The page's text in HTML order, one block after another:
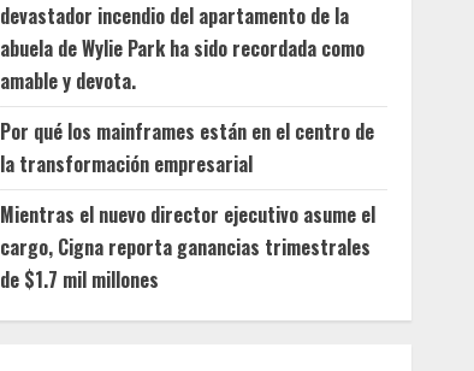
devastador incendio del apartamento de la
abuela de Wylie Park ha sido recordada como
amable y devota.
Por qué los mainframes están en el centro de
la transformación empresarial
Mientras el nuevo director ejecutivo asume el
cargo, Cigna reporta ganancias trimestrales
de $1.7 mil millones